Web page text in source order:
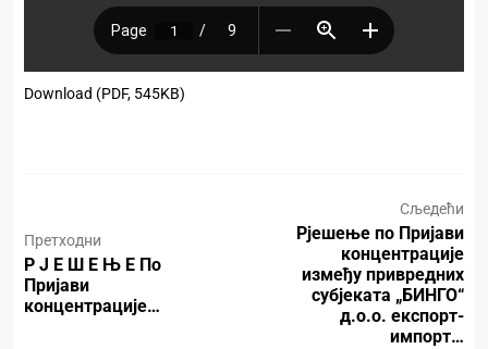
Download (PDF, 545KB)
Претходни
Р Ј Е Ш Е Њ Е По
Пријави
концентрације…
Сљедећи
Рјешење по Пријави
концентрације
између привредних
субјеката „БИНГО“
д.о.о. експорт-
импорт…